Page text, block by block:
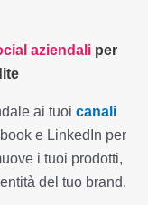
aziendali per
ai tuoi canali
e LinkedIn per
i tuoi prodotti,
del tuo brand.